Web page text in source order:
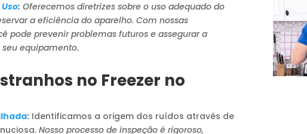
: Oferecemos diretrizes sobre o uso adequado do
a eficiência do aparelho. Com nossas
pode prevenir problemas futuros e assegurar a
equipamento.
no Freezer no
: Identificamos a origem dos ruídos através de
Nosso processo de inspeção é rigoroso,